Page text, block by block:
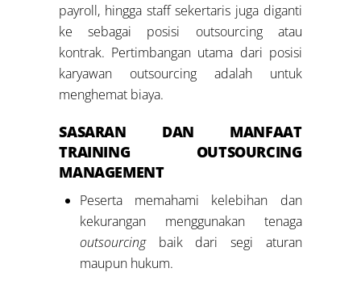
payroll, hingga staff sekertaris juga diganti
ke sebagai posisi outsourcing atau
kontrak. Pertimbangan utama dari posisi
karyawan outsourcing adalah untuk
menghemat biaya.
SASARAN DAN MANFAAT
TRAINING OUTSOURCING
MANAGEMENT
Peserta memahami kelebihan dan
kekurangan menggunakan tenaga
outsourcingbaik dari segi aturan
maupun hukum.